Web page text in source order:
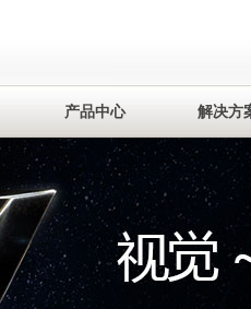
产品中心 解决方